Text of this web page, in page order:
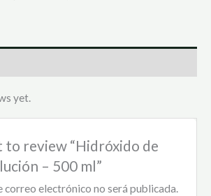
yet.
to review “Hidróxido de
– 500 ml”
correo electrónico no será publicada.